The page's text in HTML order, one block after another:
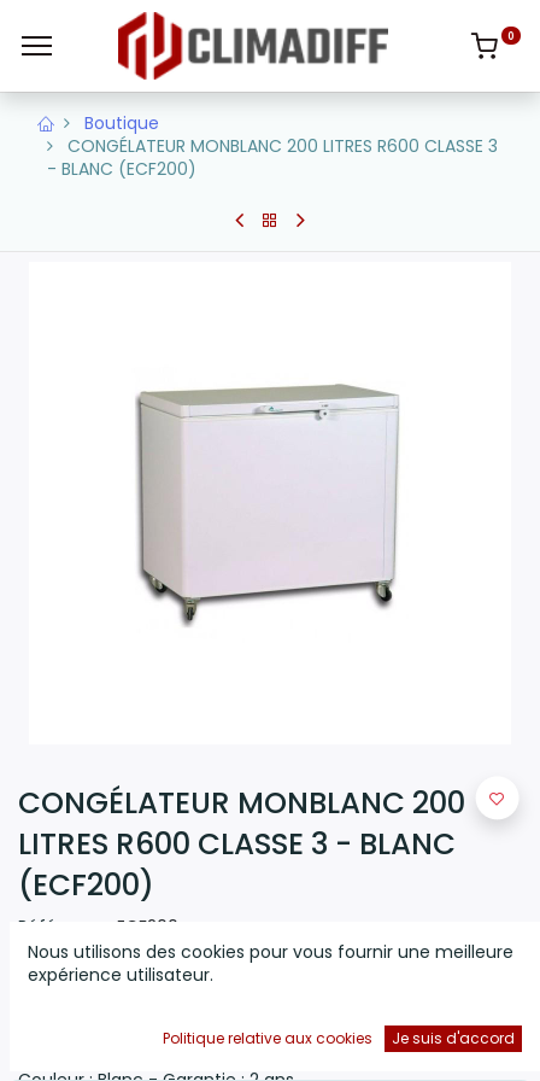
0
Boutique
CONGÉLATEUR MONBLANC 200 LITRES R600 CLASSE 3
- BLANC (ECF200)
CONGÉLATEUR MONBLANC 200
LITRES R600 CLASSE 3 - BLANC
(ECF200)
Référence: ECF200
(0 avis)
Congélateur Horizontal MONTBLANC ECF 200 - Volume
Brut:200 Litres - Dimensions (HxLxP): 94 x 63 x 72 cm -
Nous utilisons des cookies pour vous fournir une meilleure
expérience utilisateur.
Politique relative aux cookies Je suis d'accord